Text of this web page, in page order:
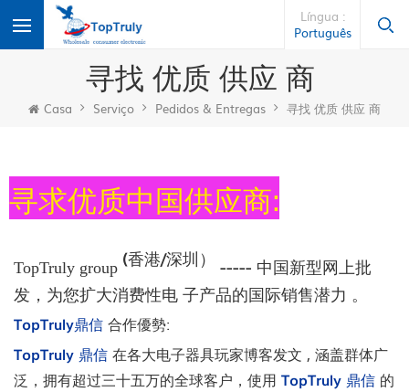
Língua :
Português
寻找 优质 供应 商
Casa Serviço Pedidos & Entregas 寻找 优质 供应 商
寻求优质中国供应商:
TopTruly group (香港/深圳） ----- 中国新型网上批
发，为您扩大消费性电子产品的国际销售潜力 。
TopTruly鼎信 合作優勢:
TopTruly 鼎信 在各大电子器具玩家博客发文 , 涵盖群体广
泛，拥有超过三十五万的全球客户，使用 TopTruly 鼎信 的